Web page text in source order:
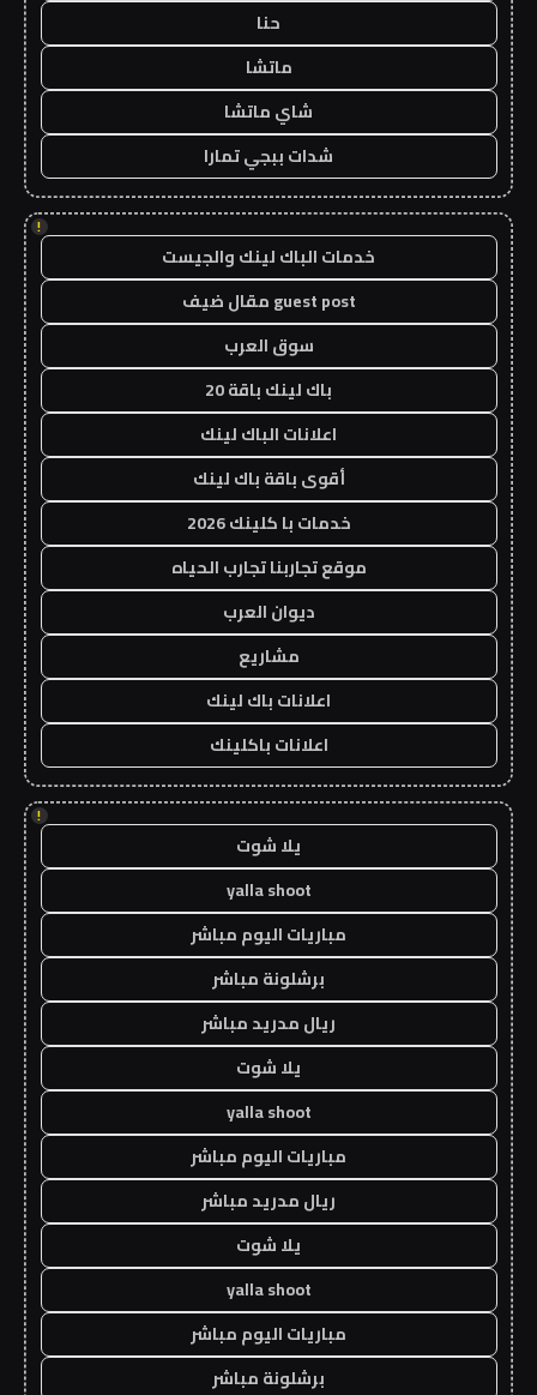
حنا
ماتشا
شاي ماتشا
شدات ببجي تمارا
!
خدمات الباك لينك والجيست
guest post مقال ضيف
سوق العرب
باك لينك باقة 20
اعلانات الباك لينك
أقوى باقة باك لينك
خدمات با كلينك 2026
موقع تجاربنا تجارب الحياه
ديوان العرب
مشاريع
اعلانات باك لينك
اعلانات باكلينك
!
يلا شوت
yalla shoot
مباريات اليوم مباشر
برشلونة مباشر
ريال مدريد مباشر
يلا شوت
yalla shoot
مباريات اليوم مباشر
ريال مدريد مباشر
يلا شوت
yalla shoot
مباريات اليوم مباشر
برشلونة مباشر